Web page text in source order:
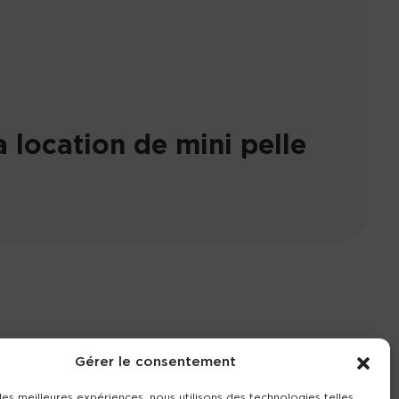
Gérer le consentement
location de mini pelle
Contact Nos agences